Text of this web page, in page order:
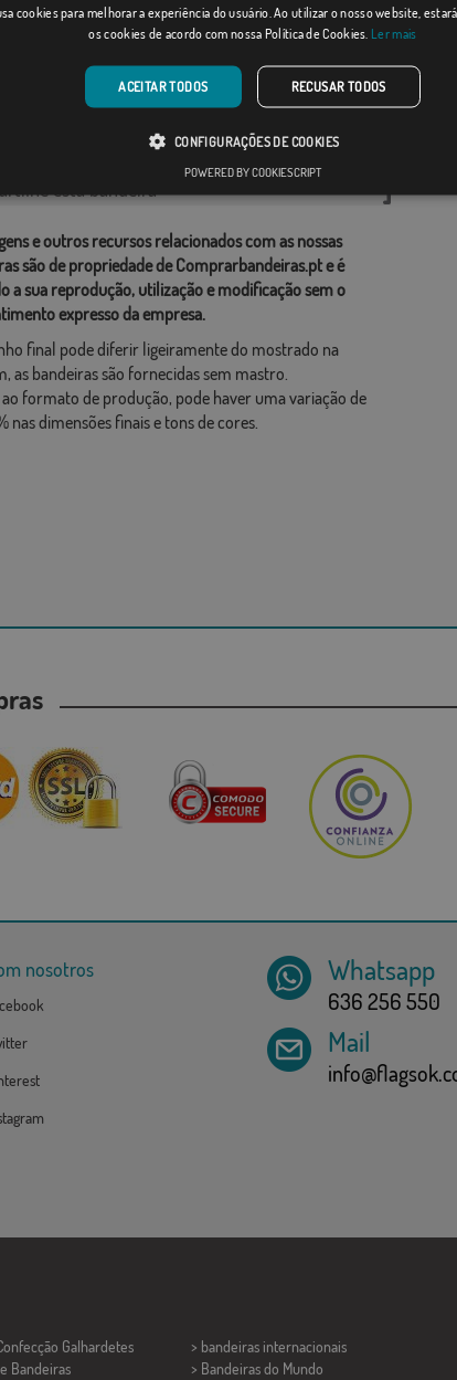
Espino Vert-Saint-Denis
relacionadas:
esta bandeira
e outros recursos relacionados com as nossas
são de propriedade de Comprarbandeiras.pt e é
a sua reprodução, utilização e modificação sem o
expresso da empresa.
final pode diferir ligeiramente do mostrado na
as bandeiras são fornecidas sem mastro.
ao formato de produção, pode haver uma variação de
nas dimensões finais e tons de cores.
nosotros Whatsapp
636 256 550
Mail
Galhardetes
Bandeiras
> bandeiras internacionais
> Bandeiras do Mundo
cookies para melhorar a experiência do usuário. Ao utilizar o nosso website,
os cookies de acordo com nossa Política de Cookies. Ler mais
ACEITAR TODOS RECUSAR TODOS
CONFIGURAÇÕES DE COOKIES
POWERED BY COOKIESCRIPT